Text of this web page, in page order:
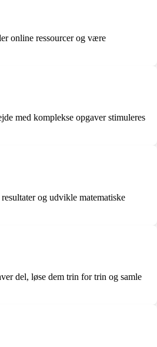
online ressourcer og være
med komplekse opgaver stimuleres
og udvikle matematiske
del, løse dem trin for trin og samle